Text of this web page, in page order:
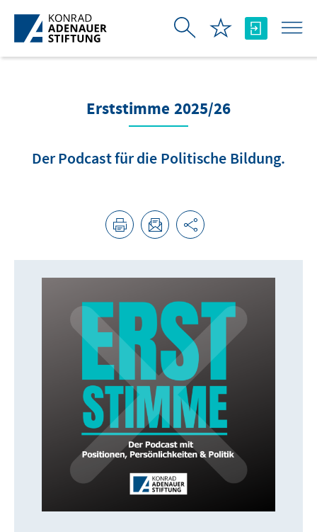
Skip to Main Content
Erststimme 2025/26
Der Podcast für die Politische Bildung.